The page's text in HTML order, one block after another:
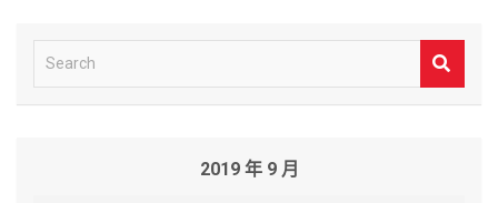
e
2019 年 9 月